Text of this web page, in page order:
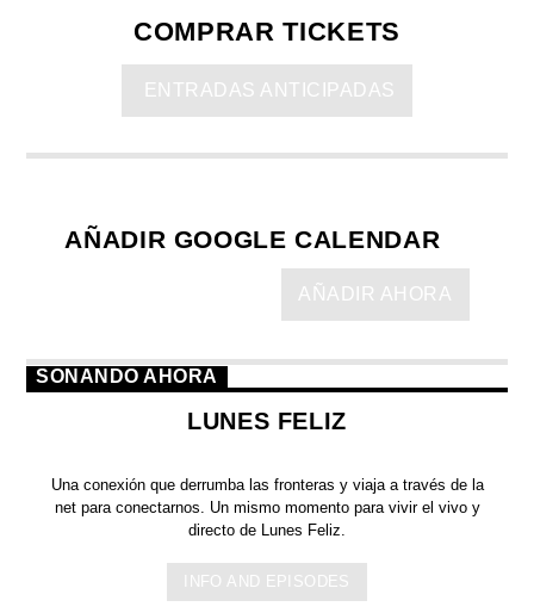
COMPRAR TICKETS
ENTRADAS ANTICIPADAS
AÑADIR GOOGLE CALENDAR
AÑADIR AHORA
SONANDO AHORA
LUNES FELIZ
Una conexión que derrumba las fronteras y viaja a través de la
net para conectarnos. Un mismo momento para vivir el vivo y
directo de Lunes Feliz.
INFO AND EPISODES